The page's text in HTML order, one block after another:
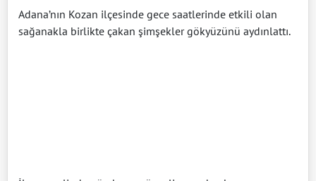
Adana’nın Kozan ilçesinde gece saatlerinde etkili olan
sağanakla birlikte çakan şimşekler gökyüzünü aydınlattı.